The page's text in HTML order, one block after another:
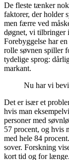
De fleste tænker
faktorer, der holder
men færre ved
døgnet, vi tilbringer
Forebyggelse har
rolle søvnen spiller
tydelige sprog:
markant.
Nu har vi
Det er især et
hvis man
personer med
57 procent, og hvis
med hele 84
sover. Forskning
kort tid og for